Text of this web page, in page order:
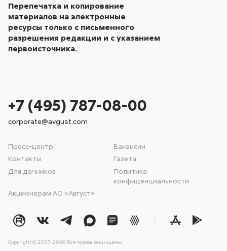
Перепечатка и копирование
материалов на электронные
ресурсы только с письменного
разрешения редакции и с указанием
первоисточника.
Пресс-центр
Вакансии
Контакты
Газета
Для дачников
Политика
конфиденциальности
Акционерам АО «Август»
+7 (495) 787-08-00
corporate@avgust.com
Copyright © 2007-2026, Все права защищены